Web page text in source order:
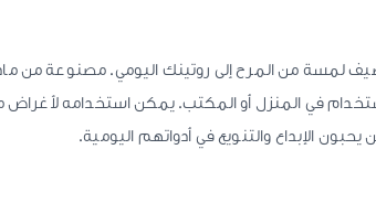
لمسة من المرح إلى روتينك اليومي. مصنوعة من
في المنزل أو المكتب. يمكن استخدامه
يحبون الإبداع والتنويع في أدواتهم اليومية.